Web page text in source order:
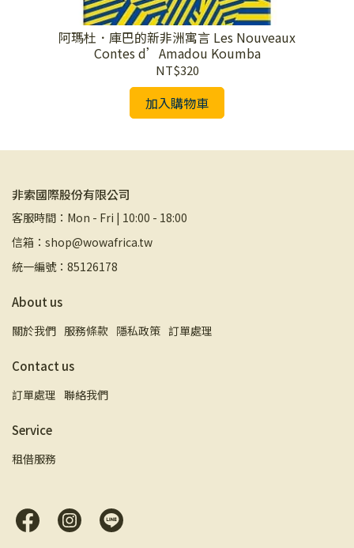
阿瑪杜．庫巴的新非洲寓言 Les Nouveaux
Contes d’Amadou Koumba
NT$320
加入購物車
非索國際股份有限公司
客服時間：Mon - Fri | 10:00 - 18:00
信箱：shop@wowafrica.tw
統一編號：85126178
About us
關於我們 服務條款 隱私政策 訂單處理
Contact us
訂單處理 聯絡我們
Service
租借服務